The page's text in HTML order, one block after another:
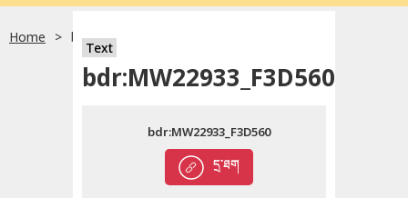
English
Home bdr:MW22933_F3D560
Text
bdr:MW22933_F3D560
དྲ་ཐག
bdr:MW22933_F3D560